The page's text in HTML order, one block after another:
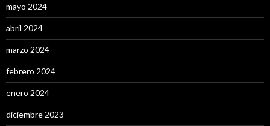
mayo 2024
abril 2024
marzo 2024
febrero 2024
enero 2024
diciembre 2023